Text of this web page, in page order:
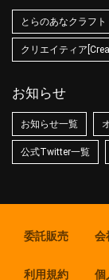
とらのあなクラフト
クリエイティア
お知らせ
お知らせ一覧
公式Twitter一覧
委託販売 会
利用規約 個